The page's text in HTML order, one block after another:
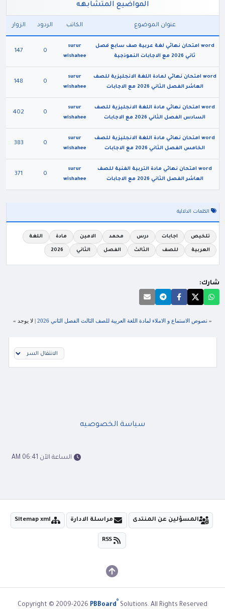
المواضيع المتشابهه
عنوان الموضوع الكاتب الردود الزوار
word امتحان نهائي لغة عربية صف سابع فصل
ثاني 2026 مع الاجابات النموذجية
surur
wishahee
0
147
word امتحان نهائي لمادة اللغة الانجليزية للصف
العاشر الفصل الثاني 2026 مع الاجابات
surur
wishahee
0
148
word امتحان نهائي مادة اللغة الانجليزية للصف
السادس الفصل الثاني 2026 مع الاجابات
surur
wishahee
0
402
word امتحان نهائي مادة اللغة الانجليزية للصف
الخامس الفصل الثاني 2026 مع الاجابات
surur
wishahee
0
383
word امتحان نهائي مادة التربية الفنية للصف
العاشر الفصل الثاني 2026 مع الاجابات
surur
wishahee
0
371
الكلمات الدلالية
تلخيص اجابات درس محمد الامين مادة اللغة
العربية للصف الثالث الفصل الثاني 2026
شارك:
« نصوص الاستماع و الاملاء لمادة اللغة العربية للصف الثالث الفصل الثاني 2026 | لا يوجد »
سياسة الخصوصيه
الساعة الآن 06:41 AM
المسؤلين عن المنتدى مراسلة الادارة Sitemap xml
RSS
Copyright © 2009-2026 PBBoard® Solutions. All Rights Reserved